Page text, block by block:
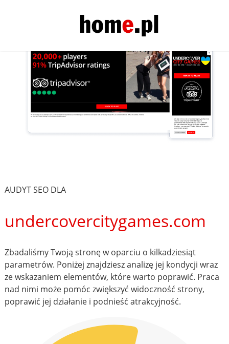
AUDYT SEO DLA
undercovercitygames.com
Zbadaliśmy Twoją stronę w oparciu o kilkadziesiąt
parametrów. Poniżej znajdziesz analizę jej kondycji wraz
ze wskazaniem elementów, które warto poprawić. Praca
nad nimi może pomóc zwiększyć widoczność strony,
poprawić jej działanie i podnieść atrakcyjność.